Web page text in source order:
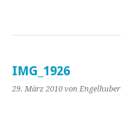
IMG_1926
29. März 2010 von Engelhuber